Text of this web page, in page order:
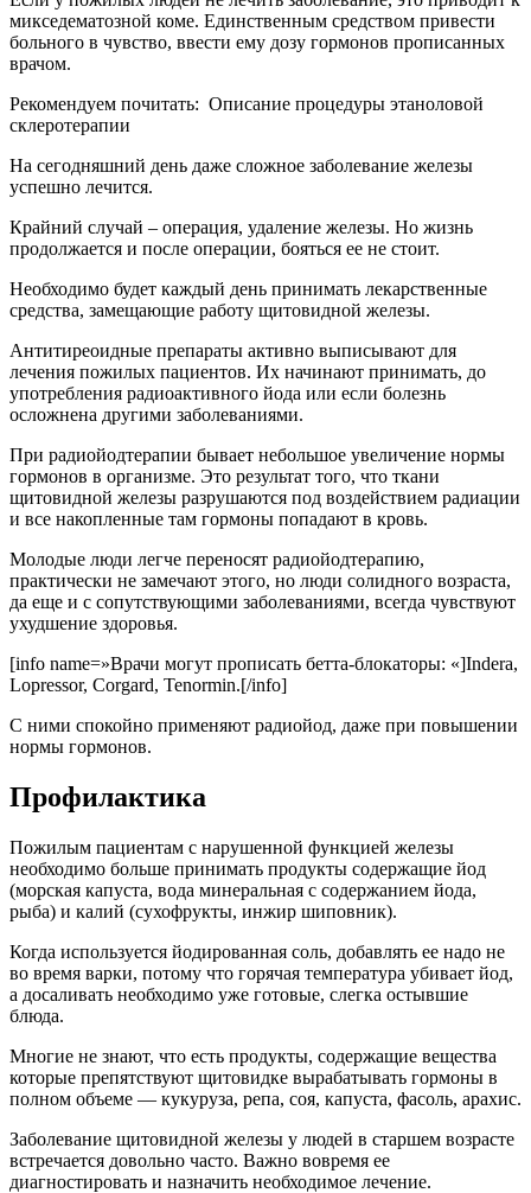
микседематозной коме. Единственным средством привести
больного в чувство, ввести ему дозу гормонов прописанных
врачом.
Рекомендуем почитать: Описание процедуры этаноловой
склеротерапии
На сегодняшний день даже сложное заболевание железы
успешно лечится.
Крайний случай – операция, удаление железы. Но жизнь
продолжается и после операции, бояться ее не стоит.
Необходимо будет каждый день принимать лекарственные
средства, замещающие работу щитовидной железы.
Антитиреоидные препараты активно выписывают для
лечения пожилых пациентов. Их начинают принимать, до
употребления радиоактивного йода или если болезнь
осложнена другими заболеваниями.
При радиойодтерапии бывает небольшое увеличение нормы
гормонов в организме. Это результат того, что ткани
щитовидной железы разрушаются под воздействием радиации
и все накопленные там гормоны попадают в кровь.
Молодые люди легче переносят радиойодтерапию,
практически не замечают этого, но люди солидного возраста,
да еще и с сопутствующими заболеваниями, всегда чувствуют
ухудшение здоровья.
[info name=»Врачи могут прописать бетта-блокаторы: «]Indera,
Lopressor, Corgard, Tenormin.[/info]
С ними спокойно применяют радиойод, даже при повышении
нормы гормонов.
Профилактика
Пожилым пациентам с нарушенной функцией железы
необходимо больше принимать продукты содержащие йод
(морская капуста, вода минеральная с содержанием йода,
рыба) и калий (сухофрукты, инжир шиповник).
Когда используется йодированная соль, добавлять ее надо не
во время варки, потому что горячая температура убивает йод,
а досаливать необходимо уже готовые, слегка остывшие
блюда.
Многие не знают, что есть продукты, содержащие вещества
которые препятствуют щитовидке вырабатывать гормоны в
полном объеме — кукуруза, репа, соя, капуста, фасоль, арахис.
Заболевание щитовидной железы у людей в старшем возрасте
встречается довольно часто. Важно вовремя ее
диагностировать и назначить необходимое лечение.